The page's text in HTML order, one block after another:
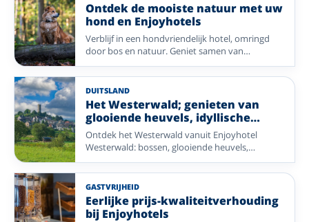
Ontdek de mooiste natuur met uw
hond en Enjoyhotels
Verblijf in een hondvriendelijk hotel, omringd
door bos en natuur. Geniet samen van
eindeloze wandelingen en een zorgeloze
vakantie met Enjoyhotels in Nederland,
Duitsland en Frankrijk.
DUITSLAND
Het Westerwald; genieten van
glooiende heuvels, idyllische
valleien en romantische stadjes.
Ontdek het Westerwald vanuit Enjoyhotel
Westerwald: bossen, glooiende heuvels,
Montabaur op 6 kilometer en volop routes voor
wandelen en fietsen.
GASTVRIJHEID
Eerlijke prijs-kwaliteitverhouding
bij Enjoyhotels